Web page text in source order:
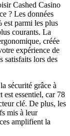
Cashed Casino
? Les données
est parmi les plus
courants. La
créée
expérience de
satisfaits lors des
sécurité grâce à
est essentiel, car 78
clé. De plus, les
mis à leur
amplifient la